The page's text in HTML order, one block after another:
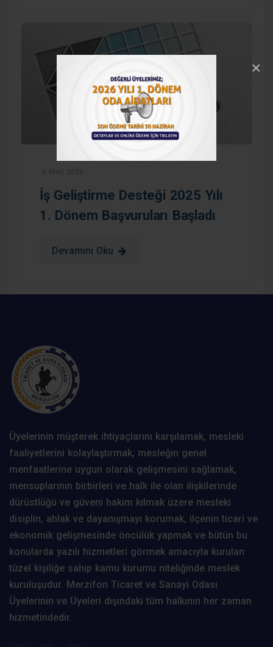
×
İş Geliştirme Desteği 2025 Yılı
1. Dönem Başvuruları Başladı
Devamını Oku
Üyelerinin müşterek ihtiyaçlarını karşılamak, mesleki
faaliyetlerini kolaylaştırmak, mesleğin genel
menfaatlerine uygun olarak gelişmesini sağlamak,
mensuplarının birbirleri ve halk ile olan ilişkilerinde
dürüstlüğü ve güveni hakim kılmak üzere mesleki
disiplin, ahlak ve dayanışmayı korumak, ilçenin ticari ve
ekonomik gelişmesinde öncülük yapmak ve bütün bu
konularda yazılı hizmetleri görmek amacıyla kurulan
tüzel kişiliğe sahip kamu kurumu niteliğinde meslek
kuruluşudur. Merzifon Ticaret ve Sanayi Odası
Üyelerinin ve Üyeleri dışındaki tüm halkının her zaman
hizmetindedir.